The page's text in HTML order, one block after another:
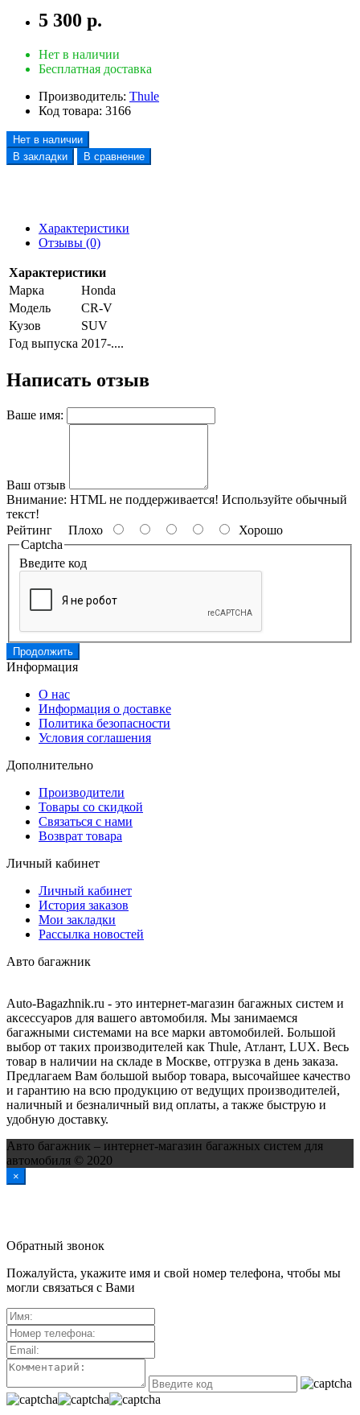
5 300 р.
Нет в наличии
Бесплатная доставка
Производитель: Thule
Код товара: 3166
Нет в наличии
В закладки
В сравнение
Характеристики
Отзывы (0)
Характеристики
Марка
Honda
Модель
CR-V
Кузов
SUV
Год выпуска 2017-....
Написать отзыв
Ваше имя:
Ваш отзыв
Внимание: HTML не поддерживается! Используйте обычный
текст!
Рейтинг Плохо
Хорошо
Captcha
Введите код
Продолжить
Информация
О нас
Информация о доставке
Политика безопасности
Условия соглашения
Дополнительно
Производители
Товары со скидкой
Связаться с нами
Возврат товара
Личный кабинет
Личный кабинет
История заказов
Мои закладки
Рассылка новостей
Авто багажник
Auto-Bagazhnik.ru - это интернет-магазин багажных систем и
аксессуаров для вашего автомобиля. Мы занимаемся
багажными системами на все марки автомобилей. Большой
выбор от таких производителей как Thule, Атлант, LUX. Весь
товар в наличии на складе в Москве, отгрузка в день заказа.
Предлагаем Вам большой выбор товара, высочайшее качество
и гарантию на всю продукцию от ведущих производителей,
наличный и безналичный вид оплаты, а также быструю и
удобную доставку.
Авто багажник – интернет-магазин багажных систем для
автомобиля © 2020
×
Обратный звонок
Пожалуйста, укажите имя и свой номер телефона, чтобы мы
могли связаться с Вами